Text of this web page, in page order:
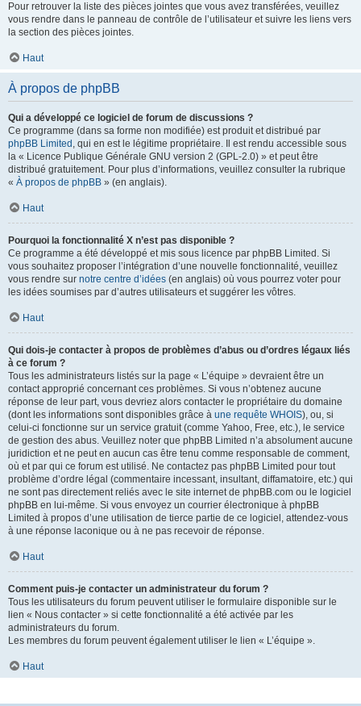
Pour retrouver la liste des pièces jointes que vous avez transférées, veuillez
vous rendre dans le panneau de contrôle de l’utilisateur et suivre les liens vers
la section des pièces jointes.
Haut
À propos de phpBB
Qui a développé ce logiciel de forum de discussions ?
Ce programme (dans sa forme non modifiée) est produit et distribué par
phpBB Limited , qui en est le légitime propriétaire. Il est rendu accessible sous
la « Licence Publique Générale GNU version 2 (GPL-2.0) » et peut être
distribué gratuitement. Pour plus d’informations, veuillez consulter la rubrique
« À propos de phpBB » (en anglais).
Haut
Pourquoi la fonctionnalité X n’est pas disponible ?
Ce programme a été développé et mis sous licence par phpBB Limited. Si
vous souhaitez proposer l’intégration d’une nouvelle fonctionnalité, veuillez
vous rendre sur notre centre d’idées (en anglais) où vous pourrez voter pour
les idées soumises par d’autres utilisateurs et suggérer les vôtres.
Haut
Qui dois-je contacter à propos de problèmes d’abus ou d’ordres légaux liés
à ce forum ?
Tous les administrateurs listés sur la page « L’équipe » devraient être un
contact approprié concernant ces problèmes. Si vous n’obtenez aucune
réponse de leur part, vous devriez alors contacter le propriétaire du domaine
(dont les informations sont disponibles grâce à une requête WHOIS), ou, si
celui-ci fonctionne sur un service gratuit (comme Yahoo, Free, etc.), le service
de gestion des abus. Veuillez noter que phpBB Limited n’a absolument aucune
juridiction et ne peut en aucun cas être tenu comme responsable de comment,
où et par qui ce forum est utilisé. Ne contactez pas phpBB Limited pour tout
problème d’ordre légal (commentaire incessant, insultant, diffamatoire, etc.) qui
ne sont pas directement reliés avec le site internet de phpBB.com ou le logiciel
phpBB en lui-même. Si vous envoyez un courrier électronique à phpBB
Limited à propos d’une utilisation de tierce partie de ce logiciel, attendez-vous
à une réponse laconique ou à ne pas recevoir de réponse.
Haut
Comment puis-je contacter un administrateur du forum ?
Tous les utilisateurs du forum peuvent utiliser le formulaire disponible sur le
lien « Nous contacter » si cette fonctionnalité a été activée par les
administrateurs du forum.
Les membres du forum peuvent également utiliser le lien « L’équipe ».
Haut